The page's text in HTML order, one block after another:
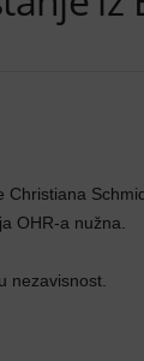
Christiana
OHR-a nužna.
nezavisnost.